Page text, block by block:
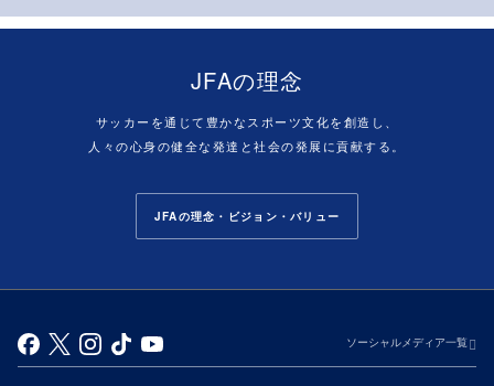
JFAの理念
サッカーを通じて豊かなスポーツ文化を創造し、
人々の心身の健全な発達と社会の発展に貢献する。
JFAの理念・ビジョン・バリュー
ソーシャルメディア一覧